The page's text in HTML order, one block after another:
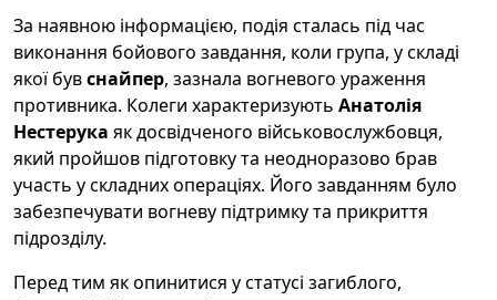
За наявною інформацією, подія сталась під час
виконання бойового завдання, коли група, у складі
якої бувснайпер, зазнала вогневого ураження
противника. Колеги характеризують Анатолія
Нестерука як досвідченого військовослужбовця,
який пройшов підготовку та неодноразово брав
участь у складних операціях. Його завданням було
забезпечувати вогневу підтримку та прикриття
підрозділу.
Перед тим як опинитися у статусі загиблого,